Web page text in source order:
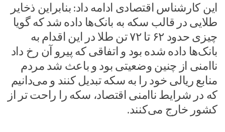
این کارشناس اقتصادی ادامه داد: بنابراین ذخایر
طلایی در قالب سکه به بانک‌ها داده شد که گویا
چیزی حدود ۶۲ تا ۷۲ تن طلا در این اقدام به
بانک‌ها داده شده بود و اتفاقی که پیرو آن رخ داد
ناامنی از چنین وضعیتی بود و باعث شد مردم
منابع ریالی خود را به سکه تبدیل کنند و می‌دانیم
که در شرایط ناامنی اقتصاد، سکه را راحت تر از
کشور خارج می‌کنند.